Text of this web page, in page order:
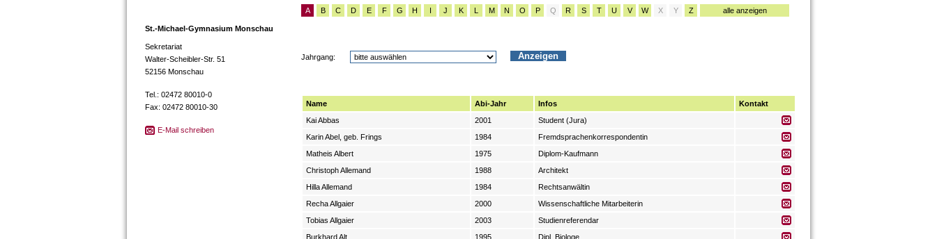
A B C D E F G H I J K L M N O P Q R S T U V W X Y Z alle anzeigen
Jahrgang:
Name Abi-Jahr Infos
Kontakt
Kai Abbas
2001
Student (Jura)
Karin Abel, geb. Frings
1984
Fremdsprachenkorrespondentin
Matheis Albert
1975
Diplom-Kaufmann
Christoph Allemand
1988
Architekt
Hilla Allemand
1984
Rechtsanwältin
Recha Allgaier
2000
Wissenschaftliche Mitarbeiterin
Tobias Allgaier
2003
Studienreferendar
Burkhard Alt
1995 Dipl. Biologe
St.-Michael-Gymnasium Monschau
Sekretariat
Walter-Scheibler-Str. 51
52156 Monschau
Tel.: 02472 80010-0
Fax: 02472 80010-30
E-Mail schreiben